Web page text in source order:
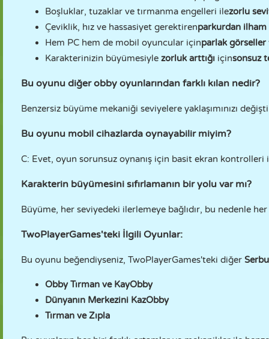
Boşluklar, tuzaklar ve tırmanma engelleri ilezorlu
Çeviklik, hız ve hassasiyet gerektirenparkurdan ilham
Hem PC hem de mobil oyuncular içinparlak görseller
Karakterinizin büyümesiyle zorluk arttığı içinsonsuz
Bu oyunu diğer obby oyunlarından farklı kılan nedir?
Benzersiz büyüme mekaniği seviyelere yaklaşımınızı
Bu oyunu mobil cihazlarda oynayabilir miyim?
C: Evet, oyun sorunsuz oynanış için basit ekran
Karakterin büyümesini sıfırlamanın bir yolu var mı?
Büyüme, her seviyedeki ilerlemeye bağlıdır, bu nedenle
TwoPlayerGames'teki İlgili Oyunlar:
Bu oyunu beğendiyseniz, TwoPlayerGames'teki diğer
Obby Tırman ve KayObby
Dünyanın Merkezini KazObby
Tırman ve Zıpla